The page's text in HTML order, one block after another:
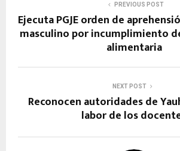
PREVIOUS POST
Ejecuta PGJE orden de
masculino por incumplimiento
alimentaria
NEXT POST
Reconocen autoridades de
labor de los